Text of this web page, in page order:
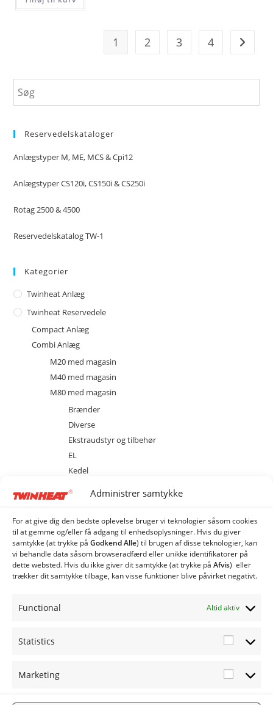
Administrer samtykke
For at give dig den bedste oplevelse bruger vi teknologier såsom cookies
til at gemme og/eller få adgang til enhedsoplysninger. Hvis du giver
samtykke (at trykke på Godkend Alle) til brugen af ​​disse teknologier, kan
vi behandle data såsom browseradfærd eller unikke identifikatorer på
dette websted. Hvis du ikke giver dit samtykke (at trykke på Afvis) eller
trækker dit samtykke tilbage, kan visse funktioner blive påvirket negativt.
Functional Altid aktiv
Statistics
Marketing
1 2 3 4
Reservedelskataloger
Anlægstyper M, ME, MCS & Cpi12
Anlægstyper CS120i, CS150i & CS250i
Rotag 2500 & 4500
Reservedelskatalog TW-1
Kategorier
Twinheat Anlæg
Twinheat Reservedele
Compact Anlæg
Combi Anlæg
M20 med magasin
M40 med magasin
M80 med magasin
Brænder
Diverse
Ekstraudstyr og tilbehør
EL
Kedel
MCS 20 med cellesluse
MCS 40 med cellesluse
MCS 80 med cellesluse
ME 20 med spjældhus
ME 40 med spjældhus
Industri Anlæg